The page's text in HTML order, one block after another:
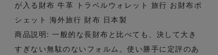
が入る財布 牛革 トラベルウォレット 旅行 お財布ポ
シェット 海外旅行 財布 日本製
商品説明: 一般的な長財布と比べても、決して大き
すぎない無駄のないフォルム。使い勝手に定評のあ